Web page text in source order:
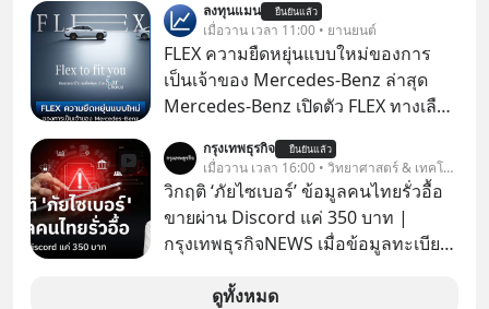
การแอปเท๋ Dinner Talk ในวันนี้โฮสต์
ทั้ง 2 ท่าน แทป-รวิศ หาญอุตสาหะ และ
เอ๋ นิ้วกลม-สราวุธ เฮ้งสวัสดิ์ จะพาทุก
คนไปสำรวจวิธีสร้างขอบเขตเพื่อรักษา
ใจของตัวเองและรักษาความสัมพันธ์
ของคนรอบข้างไปพร้อมกัน
#boundary #selfdevelopment #แอป
เท๋dinnertalk
#missiontothemoonpodcast
ล้นตลาด #เศรษฐกิจไทย #EICAround
#SCBThailand สามารถดูคลิปที่
youtube ประกอบได้ที่ link :
https://youtube.com/shorts/-
ลงทุนแมน ยืนยันแล้ว
เมื่อวาน เวลา 11:00 • ยานยนต์
FLEX ความยืดหยุ่นแบบใหม่ของการ
เป็นเจ้าของ Mercedes-Benz ล่าสุด
Mercedes-Benz เปิดตัว FLEX ทางเลือก
“Flex to Fit You ยืดได้ตามสไตล์คุณ
ด้วย StarChoice” ตอบโจทย์ Lifestyle
การเป็นเจ้าของรถที่ออกแบบการเงินได้
เอง ครบสัญญาจะผ่อนต่อ คืนรถ หรือ
ซื้อขาดก็ได้ เช่น
กรุงเทพธุรกิจ ยืนยันแล้ว
เมื่อวาน เวลา 16:00 • วิทยาศาสตร์ & เทคโนโลยี
วิกฤติ ‘ภัยไซเบอร์’ ข้อมูลคนไทยรั่วอื้อ
ขายผ่าน Discord แค่ 350 บาท |
กรุงเทพธุรกิจNEWS เมื่อข้อมูลทะเบียน
ในมือมิจฉาชีพ และถูกขายในตลาดมืด
ดูทั้งหมด